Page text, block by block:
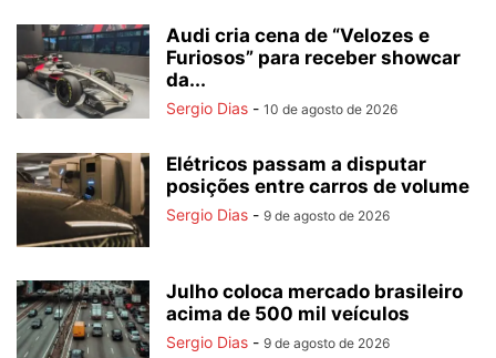
Audi cria cena de “Velozes e
Furiosos” para receber showcar
da...
Sergio Dias - 10 de agosto de 2026
Elétricos passam a disputar
posições entre carros de volume
Sergio Dias - 9 de agosto de 2026
Julho coloca mercado brasileiro
acima de 500 mil veículos
Sergio Dias - 9 de agosto de 2026